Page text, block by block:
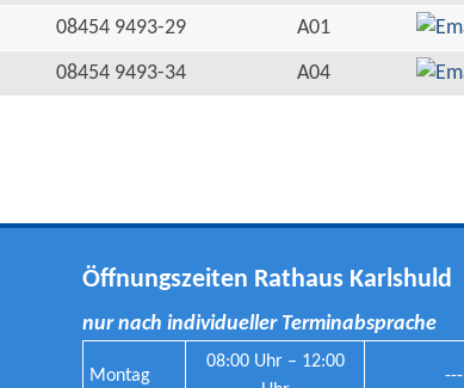
08454 9493-29
A01
08454 9493-34 A04
Öffnungszeiten Rathaus Karlshuld
nur nach individueller Terminabsprache
Montag
08:00 Uhr – 12:00
---